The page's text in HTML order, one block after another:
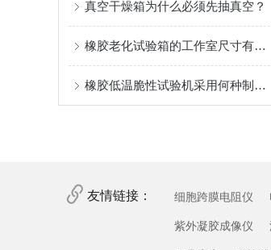
真空干燥箱为什么必须先抽真空？
橡胶老化试验箱的工作室尺寸有哪些？
橡胶低温脆性试验机采用何种制冷介质
友情链接： 细胞跨膜电阻仪
紫外凝胶成像仪